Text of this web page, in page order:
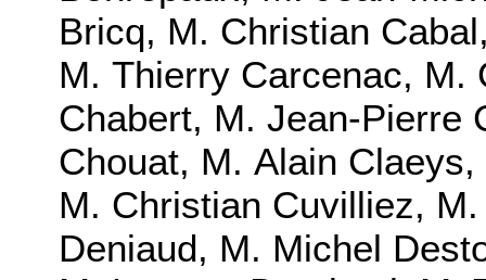
Bricq, M. Christian Cabal
M. Thierry Carcenac, M.
Chabert, M. Jean-Pierre
Chouat, M. Alain Claeys,
M. Christian Cuvilliez,
Deniaud, M. Michel